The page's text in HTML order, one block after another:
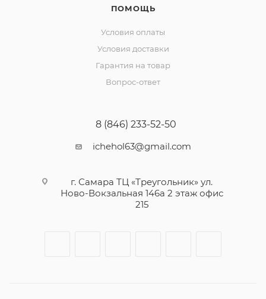
ПОМОЩЬ
Условия оплаты
Условия доставки
Гарантия на товар
Вопрос-ответ
8 (846) 233-52-50
ichehol63@gmail.com
г. Самара ТЦ «Треугольник» ул.
Ново-Вокзальная 146а 2 этаж офис
215